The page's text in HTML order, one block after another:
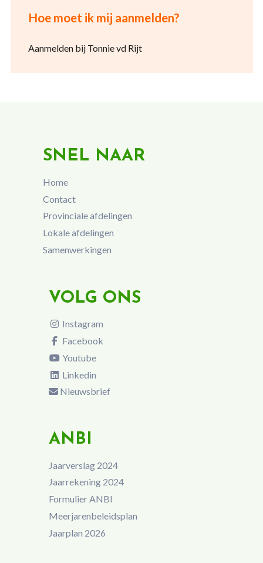
Hoe moet ik mij aanmelden?
Aanmelden bij Tonnie vd Rijt
SNEL NAAR
Home
Contact
Provinciale afdelingen
Lokale afdelingen
Samenwerkingen
VOLG ONS
Instagram
Facebook
Youtube
Linkedin
Nieuwsbrief
ANBI
Jaarverslag 2024
Jaarrekening 2024
Formulier ANBI
Meerjarenbeleidsplan
Jaarplan 2026